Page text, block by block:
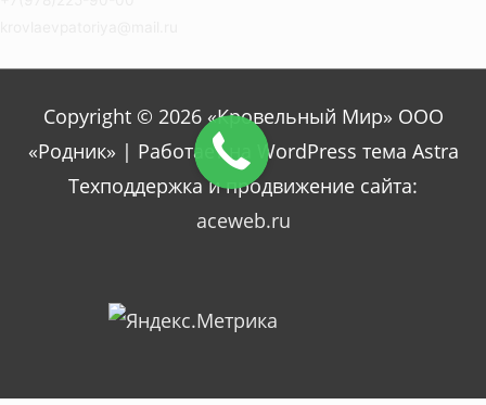
Copyright © 2026 «Кровельный Мир» ООО
«Родник» | Работает на WordPress тема Astra
Техподдержка и продвижение сайта:
aceweb.ru